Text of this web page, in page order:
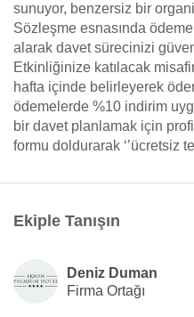
sunuyor, benzersiz bir
Sözleşme esnasında
alarak davet sürecinizi
Etkinliğinize katılacak
hafta içinde belirleyerek
ödemelerde %10 indirim
bir davet planlamak için
formu doldurarak ‘’ücretsiz
Ekiple Tanışın
Deniz Duman
Firma Ortağı